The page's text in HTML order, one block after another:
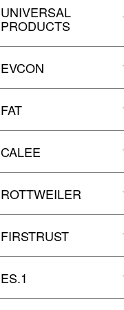
UNIVERSAL
PRODUCTS
EVCON
FAT
CALEE
ROTTWEILER
FIRSTRUST
ES.1